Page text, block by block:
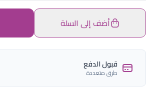
أضف إلى السلة
قبول الدفع
طرق متعددة